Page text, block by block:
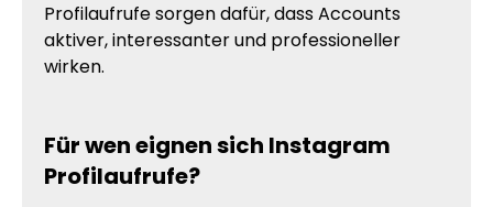
Profilaufrufe sorgen dafür, dass Accounts
aktiver, interessanter und professioneller
wirken.
Für wen eignen sich Instagram
Profilaufrufe?